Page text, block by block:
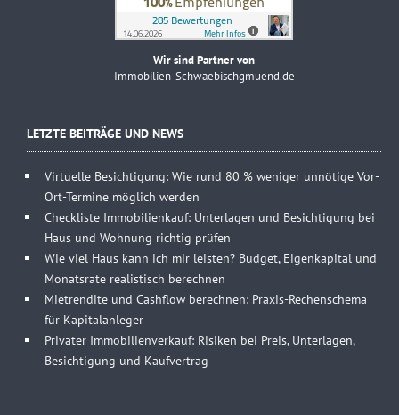
Wir sind Partner von
Immobilien-Schwaebischgmuend.de
LETZTE BEITRÄGE UND NEWS
Virtuelle Besichtigung: Wie rund 80 % weniger unnötige Vor-
Ort-Termine möglich werden
Checkliste Immobilienkauf: Unterlagen und Besichtigung bei
Haus und Wohnung richtig prüfen
Wie viel Haus kann ich mir leisten? Budget, Eigenkapital und
Monatsrate realistisch berechnen
Mietrendite und Cashflow berechnen: Praxis-Rechenschema
für Kapitalanleger
Privater Immobilienverkauf: Risiken bei Preis, Unterlagen,
Besichtigung und Kaufvertrag